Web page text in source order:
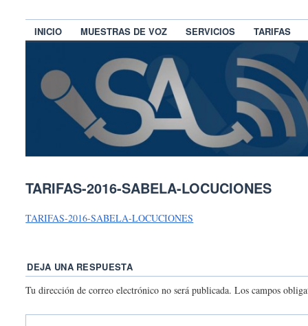
INICIO MUESTRAS DE VOZ SERVICIOS TARIFAS
TARIFAS-2016-SABELA-LOCUCIONES
TARIFAS-2016-SABELA-LOCUCIONES
DEJA UNA RESPUESTA
Tu dirección de correo electrónico no será publicada. Los campos